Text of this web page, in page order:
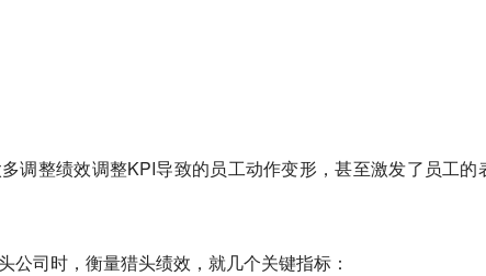
调整绩效调整KPI导致的员工动作变形，甚至激发了员工的
公司时，衡量猎头绩效，就几个关键指标：